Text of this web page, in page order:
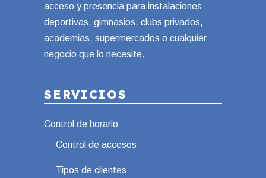
acceso y presencia para instalaciones
deportivas, gimnasios, clubs privados,
academias, supermercados o cualquier
negocio que lo necesite.
SERVICIOS
Control de horario
Control de accesos
Tipos de clientes